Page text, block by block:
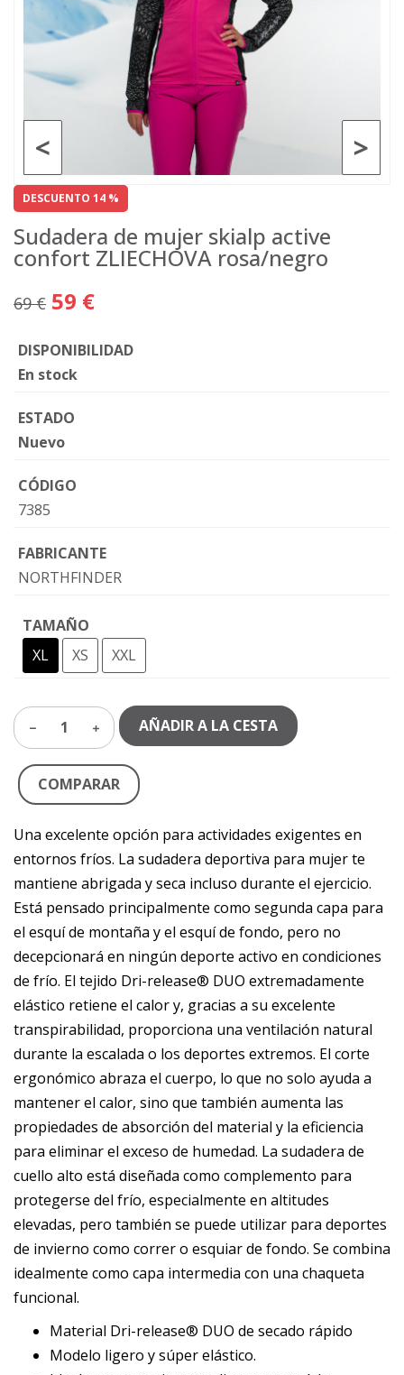
>
<
DESCUENTO 14 %
Sudadera de mujer skialp active
confort ZLIECHOVA rosa/negro
69 € 59 €
DISPONIBILIDAD
En stock
ESTADO
Nuevo
CÓDIGO
7385
FABRICANTE
NORTHFINDER
TAMAÑO
XL
XS XXL
1 AÑADIR A LA CESTA
COMPARAR
Una excelente opción para actividades exigentes en
entornos fríos. La sudadera deportiva para mujer te
mantiene abrigada y seca incluso durante el ejercicio.
Está pensado principalmente como segunda capa para
el esquí de montaña y el esquí de fondo, pero no
decepcionará en ningún deporte activo en condiciones
de frío. El tejido Dri-release® DUO extremadamente
elástico retiene el calor y, gracias a su excelente
transpirabilidad, proporciona una ventilación natural
durante la escalada o los deportes extremos. El corte
ergonómico abraza el cuerpo, lo que no solo ayuda a
mantener el calor, sino que también aumenta las
propiedades de absorción del material y la eficiencia
para eliminar el exceso de humedad. La sudadera de
cuello alto está diseñada como complemento para
protegerse del frío, especialmente en altitudes
elevadas, pero también se puede utilizar para deportes
de invierno como correr o esquiar de fondo. Se combina
idealmente como capa intermedia con una chaqueta
funcional.
Material Dri-release® DUO de secado rápido
Modelo ligero y súper elástico.